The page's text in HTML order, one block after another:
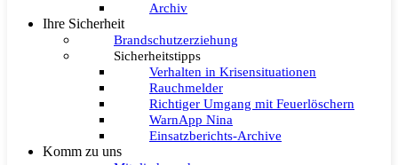
Archiv
Ihre Sicherheit
Brandschutzerziehung
Sicherheitstipps
Verhalten in Krisensituationen
Rauchmelder
Richtiger Umgang mit Feuerlöschern
WarnApp Nina
Einsatzberichts-Archive
Komm zu uns